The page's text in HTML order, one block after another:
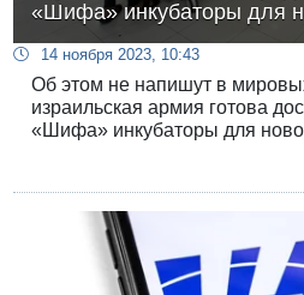
«Шифа» инкубаторы для
14 ноября 2023, 10:43
Об этом не напишут в
израильская армия готова
«Шифа» инкубаторы для